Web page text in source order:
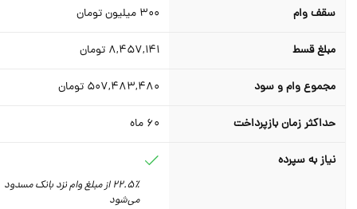
سقف وام میلیون تومان
مبلغ قسط 8,457,141تومان
مجموع وام و سود 507,483,480تومان
حداکثر زمان بازپرداخت ماه
نیاز به سپرده
22.5٪ از مبلغ وام نزد بانک مسدود
می‌شود